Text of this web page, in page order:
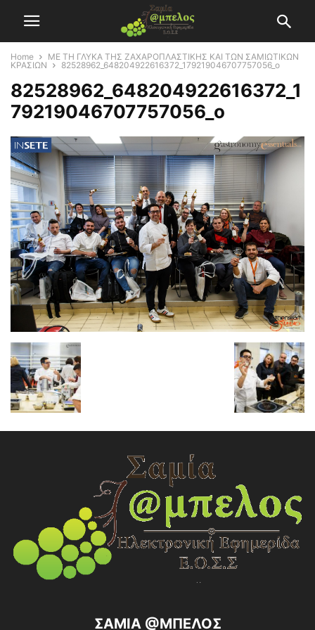
Home
ΜΕ ΤΗ ΓΛΥΚΑ ΤΗΣ ΖΑΧΑΡΟΠΛΑΣΤΙΚΗΣ ΚΑΙ ΤΩΝ ΣΑΜΙΩΤΙΚΩΝ
ΚΡΑΣΙΩΝ
82528962_648204922616372_179219046707757056_o
82528962_648204922616372_1
79219046707757056_o
ΣΑΜΙΑ @ΜΠΕΛΟΣ